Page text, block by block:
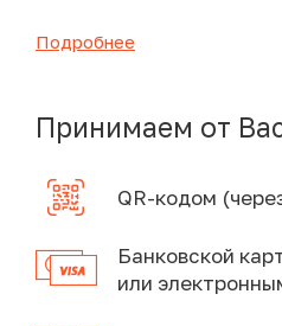
Подробнее
Принимаем от
QR-кодом
Банковской
или